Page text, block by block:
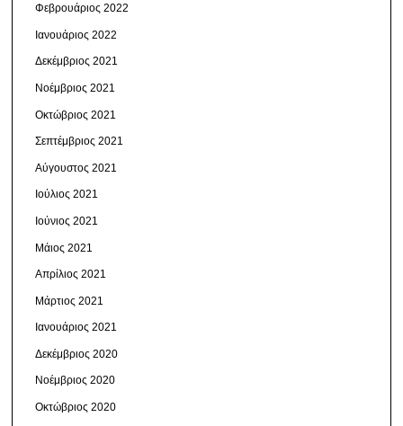
Φεβρουάριος 2022
Ιανουάριος 2022
Δεκέμβριος 2021
Νοέμβριος 2021
Οκτώβριος 2021
Σεπτέμβριος 2021
Αύγουστος 2021
Ιούλιος 2021
Ιούνιος 2021
Μάιος 2021
Απρίλιος 2021
Μάρτιος 2021
Ιανουάριος 2021
Δεκέμβριος 2020
Νοέμβριος 2020
Οκτώβριος 2020